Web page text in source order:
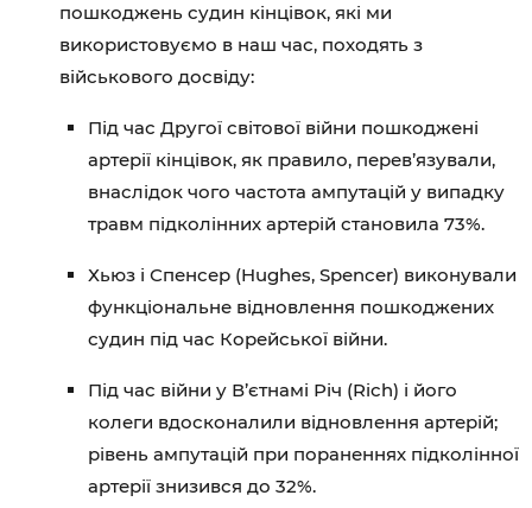
пошкоджень судин кінцівок, які ми
використовуємо в наш час, походять з
військового досвіду:
Під час Другої світової війни пошкоджені
артерії кінцівок, як правило, перев’язували,
внаслідок чого частота ампутацій у випадку
травм підколінних артерій становила 73%.
Хьюз і Спенсер (Hughes, Spencer) виконували
функціональне відновлення пошкоджених
судин під час Корейської війни.
Під час війни у В’єтнамі Річ (Rich) і його
колеги вдосконалили відновлення артерій;
рівень ампутацій при пораненнях підколінної
артерії знизився до 32%.